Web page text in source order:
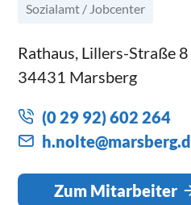
Sozialamt / Jobcenter
Rathaus, Lillers-Straße 8
34431 Marsberg
(0 29 92) 602 264
h n lt m rsb rg d
Zum Mitarbeiter